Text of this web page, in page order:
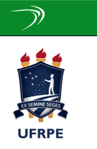
navigation